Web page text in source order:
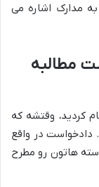
مدارک اشاره می
مطالبه
کردید، وقتشه که
دادخواست در واقع
هاتون رو مطرح